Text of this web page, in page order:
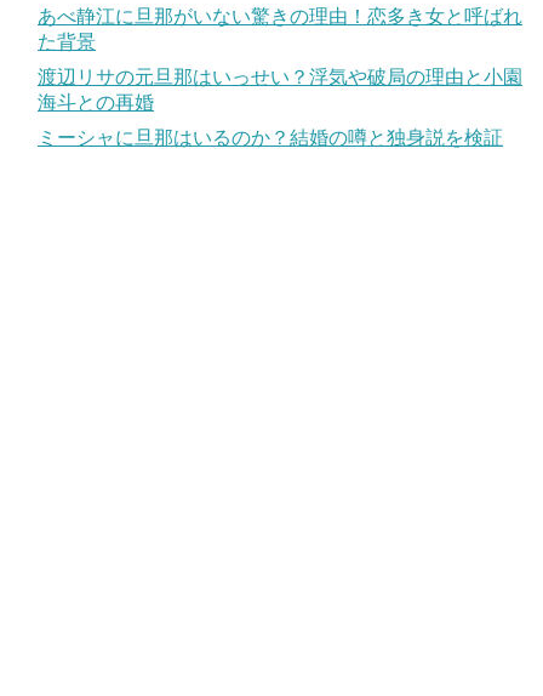
あべ静江に旦那がいない驚きの理由！恋多き女と呼ばれ
た背景
渡辺リサの元旦那はいっせい？浮気や破局の理由と小園
海斗との再婚
ミーシャに旦那はいるのか？結婚の噂と独身説を検証